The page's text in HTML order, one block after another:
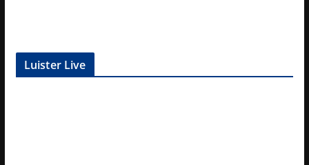
Luister Live